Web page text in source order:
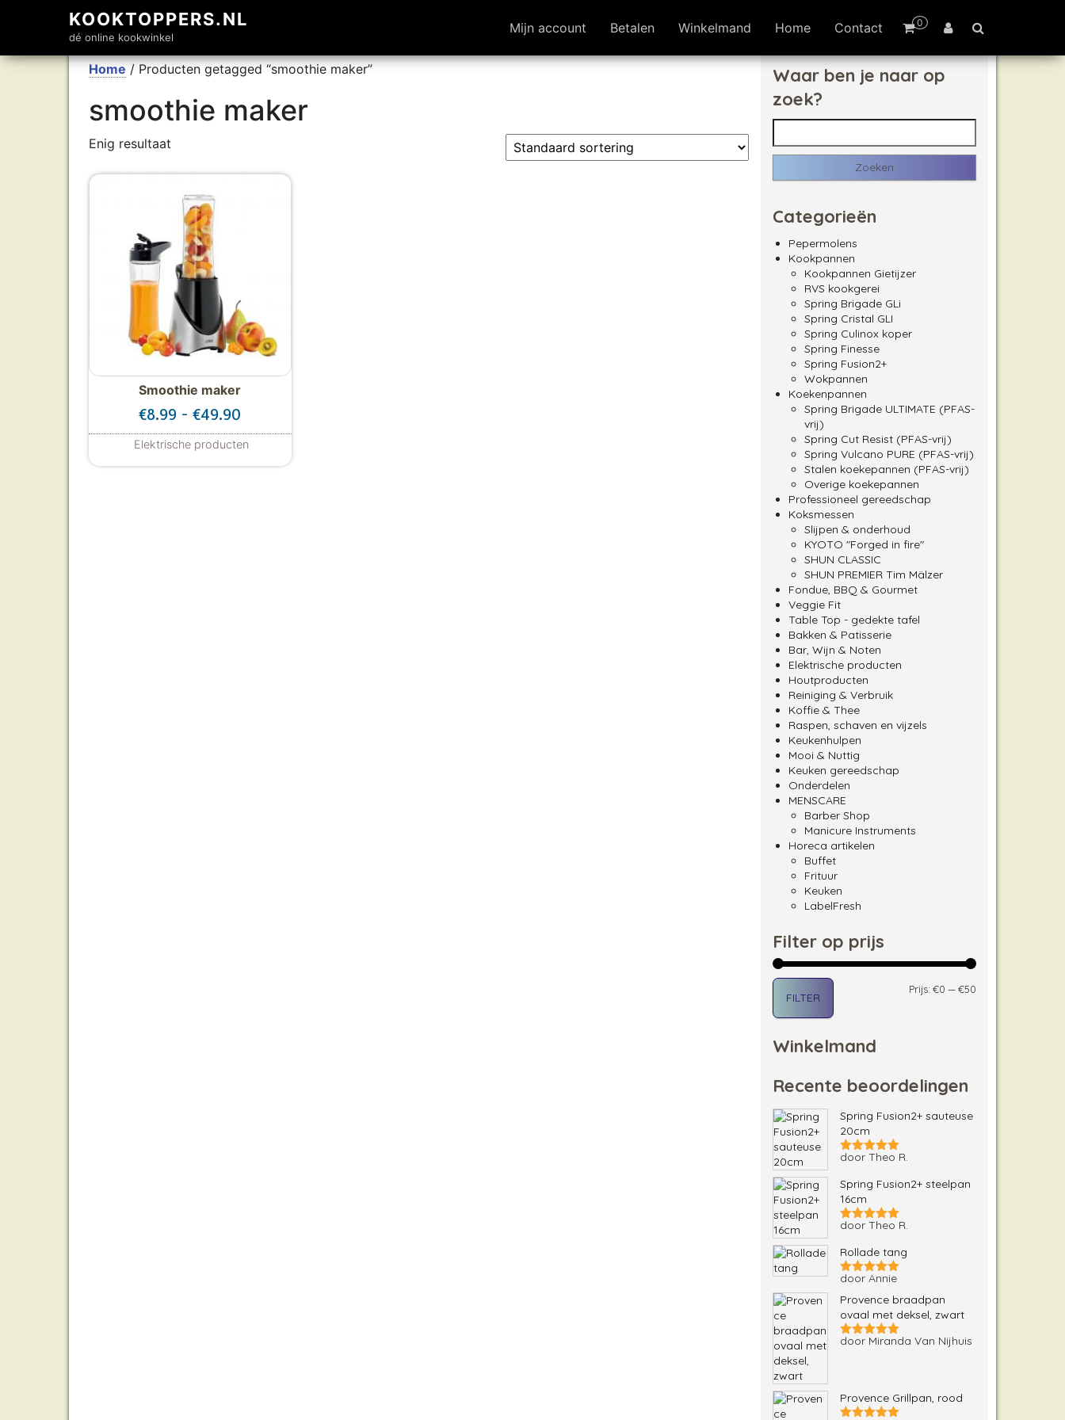
KOOKTOPPERS.NL
dé online kookwinkel
0
Mijn account Betalen Winkelmand Home Contact
Home / Producten getagged “smoothie maker”
smoothie maker
Enig resultaat
Smoothie maker
€8.99 - €49.90
Elektrische producten
Dit product heeft meerdere variaties. Deze optie kan gekozen worden op de productpagina
Waar ben je naar op
zoek?
Zoeken naar:
Categorieën
Pepermolens
Kookpannen
Kookpannen Gietijzer
RVS kookgerei
Spring Brigade GLi
Spring Cristal GLI
Spring Culinox koper
Spring Finesse
Spring Fusion2+
Wokpannen
Koekenpannen
Spring Brigade ULTIMATE (PFAS-
vrij)
Spring Cut Resist (PFAS-vrij)
Spring Vulcano PURE (PFAS-vrij)
Stalen koekepannen (PFAS-vrij)
Overige koekepannen
Professioneel gereedschap
Koksmessen
Slijpen & onderhoud
KYOTO "Forged in fire"
SHUN CLASSIC
SHUN PREMIER Tim Mälzer
Fondue, BBQ & Gourmet
Veggie Fit
Table Top - gedekte tafel
Bakken & Patisserie
Bar, Wijn & Noten
Elektrische producten
Houtproducten
Reiniging & Verbruik
Koffie & Thee
Raspen, schaven en vijzels
Keukenhulpen
Mooi & Nuttig
Keuken gereedschap
Onderdelen
MENSCARE
Barber Shop
Manicure Instruments
Horeca artikelen
Buffet
Frituur
Keuken
LabelFresh
Filter op prijs
FILTER
Prijs: €0 — €50
Winkelmand
Recente beoordelingen
Spring Fusion2+ sauteuse
20cm
Gewaardeerd
door Theo R.
Spring Fusion2+ steelpan
16cm
Gewaardeerd
door Theo R.
Rollade tang
Gewaardeerd
door Annie
Provence braadpan
ovaal met deksel, zwart
Gewaardeerd
door Miranda Van Nijhuis
Provence Grillpan, rood